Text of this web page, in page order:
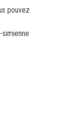
pouvez